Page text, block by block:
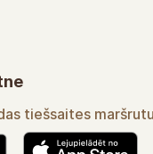
tiešsaites